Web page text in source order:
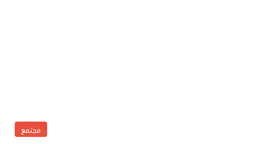
مجتمع